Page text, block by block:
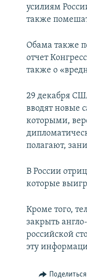
усилиям
также
Обама также
отчет
также о
29 декабря
вводят новые
которыми,
полагают,
В России
которые
Кроме того,
закрыть
российской
эту
Поделиться